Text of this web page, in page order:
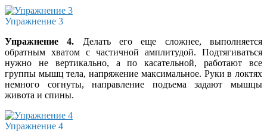
Упражнение 3
Упражнение 4. Делать его еще сложнее, выполняется
обратным хватом с частичной амплитудой. Подтягиваться
нужно не вертикально, а по касательной, работают все
группы мышц тела, напряжение максимальное. Руки в локтях
немного согнуты, направление подъема задают мышцы
живота и спины.
Упражнение 4